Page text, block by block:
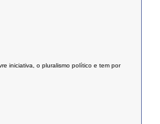
iniciativa, o pluralismo político e tem por